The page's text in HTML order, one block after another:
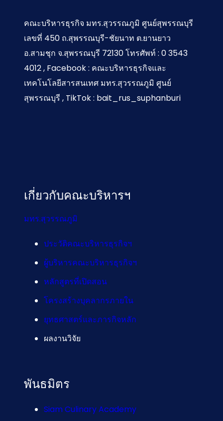
คณะบริหารธุรกิจ มทร.สุวรรณภูมิ ศูนย์สุพรรณบุรี
เลขที่ 450 ถ.สุพรรณบุรี-ชัยนาท ต.ยานยาว
อ.สามชุก จ.สุพรรณบุรี 72130 โทรศัพท์ : 0 3543
4012 , Facebook : คณะบริหารธุรกิจและ
เทคโนโลยีสารสนเทศ มทร.สุวรรณภูมิ ศูนย์
สุพรรณบุรี , TikTok : bait_rus_suphanburi
เกี่ยวกับคณะบริหารฯ
มทร.สุวรรณภูมิ
ประวัติคณะบริหารธุรกิจฯ
ผู้บริหารคณะบริหารธุรกิจฯ
หลักสูตรที่เปิดสอน
โครงสร้างบุคลากรภายใน
ยุทธศาสตร์และภารกิจหลัก
ผลงานวิจัย
พันธมิตร
Siam Culinary Academy